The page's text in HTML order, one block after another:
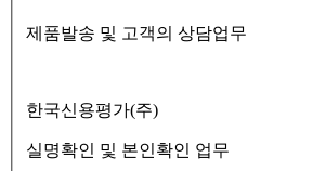
제품발송 및 고객의 상담업무
한국신용평가(주)
실명확인 및 본인확인 업무